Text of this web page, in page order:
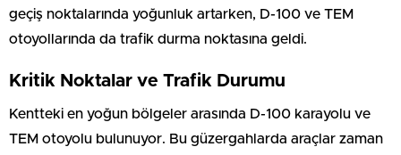
geçiş noktalarında yoğunluk artarken, D-100 ve TEM
otoyollarında da trafik durma noktasına geldi.
Kritik Noktalar ve Trafik Durumu
Kentteki en yoğun bölgeler arasında D-100 karayolu ve
TEM otoyolu bulunuyor. Bu güzergahlarda araçlar zaman